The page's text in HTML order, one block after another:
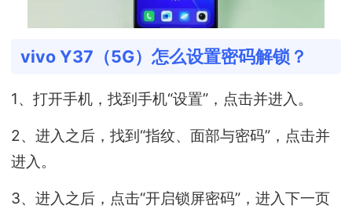
vivo Y37（5G）怎么设置密码解锁？
1、打开手机，找到手机“设置”，点击并进入。
2、进入之后，找到“指纹、面部与密码”，点击并
进入。
3、进入之后，点击“开启锁屏密码”，进入下一页